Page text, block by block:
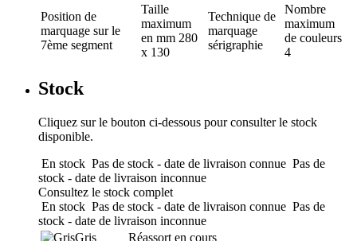
Position de
marquage sur le
7ème segment
Taille
maximum
en mm 280
x 130
Technique de
marquage
sérigraphie
Nombre
maximum
de couleurs
4
Stock
Cliquez sur le bouton ci-dessous pour consulter le stock
disponible.
En stock Pas de stock - date de livraison connue Pas de
stock - date de livraison inconnue
Consultez le stock complet
En stock Pas de stock - date de livraison connue Pas de
stock - date de livraison inconnue
Gris
Réassort en cours